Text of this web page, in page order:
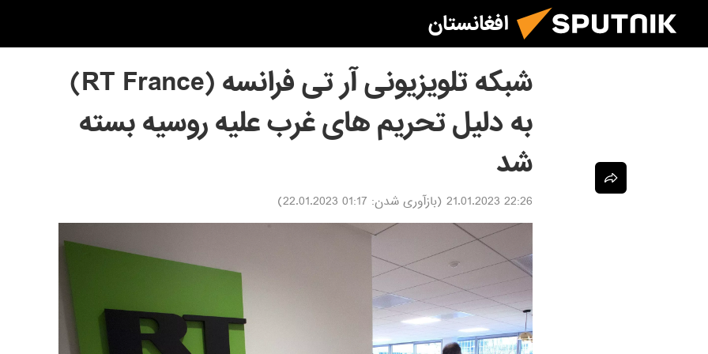
افغانستان
شبکه تلویزیونی آر تی فرانسه (RT France)
به دلیل تحریم های غرب علیه روسیه بسته
شد
22:26 21.01.2023 (بازآوری شدن: 01:17 22.01.2023
)